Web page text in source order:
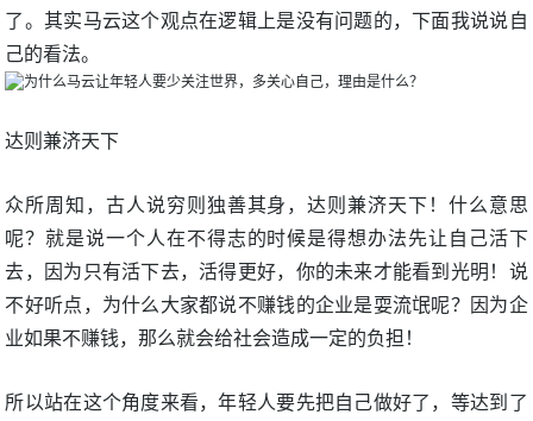
了。其实马云这个观点在逻辑上是没有问题的，下面我说说自
己的看法。
达则兼济天下
众所周知，古人说穷则独善其身，达则兼济天下！什么意思
呢？就是说一个人在不得志的时候是得想办法先让自己活下
去，因为只有活下去，活得更好，你的未来才能看到光明！说
不好听点，为什么大家都说不赚钱的企业是耍流氓呢？因为企
业如果不赚钱，那么就会给社会造成一定的负担！
所以站在这个角度来看，年轻人要先把自己做好了，等达到了